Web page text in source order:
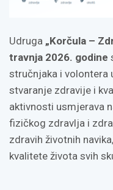
Udruga „Korčula –
travnja 2026. godine
stručnjaka i volontera
stvaranje zdravije i
aktivnosti usmjerava
fizičkog zdravlja i
zdravih životnih
kvalitete života svih